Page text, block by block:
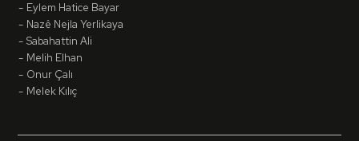
Eylem Hatice Bayar
Nazê Nejla Yerlikaya
Sabahattin Ali
Melih Elhan
Onur Çalı
Melek Kılıç